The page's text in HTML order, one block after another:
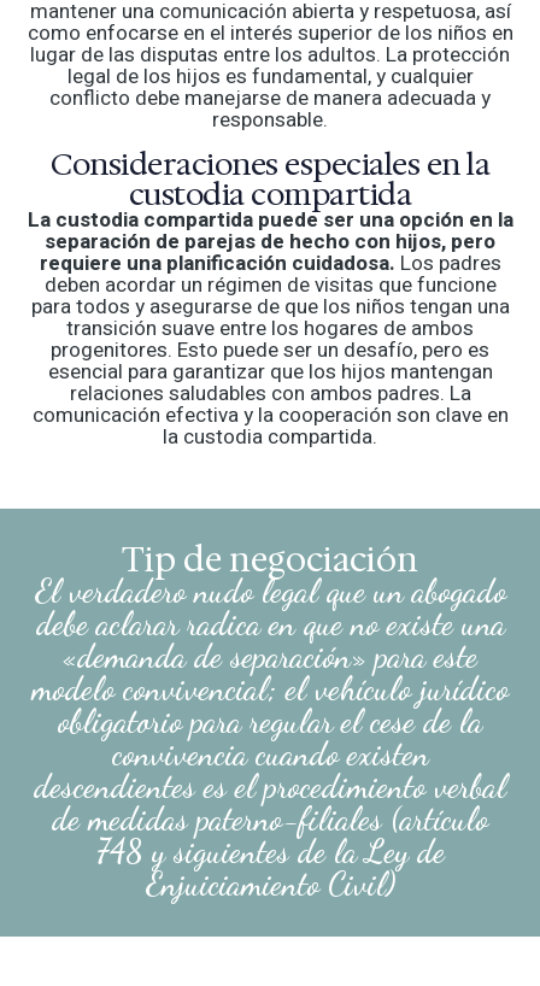
mantener una comunicación abierta y respetuosa, así
como enfocarse en el interés superior de los niños en
lugar de las disputas entre los adultos. La protección
legal de los hijos es fundamental, y cualquier
conflicto debe manejarse de manera adecuada y
responsable.
Consideraciones especiales en la
custodia compartida
La custodia compartida puede ser una opción en la
separación de parejas de hecho con hijos, pero
requiere una planificación cuidadosa. Los padres
deben acordar un régimen de visitas que funcione
para todos y asegurarse de que los niños tengan una
transición suave entre los hogares de ambos
progenitores. Esto puede ser un desafío, pero es
esencial para garantizar que los hijos mantengan
relaciones saludables con ambos padres. La
comunicación efectiva y la cooperación son clave en
la custodia compartida.
Tip de negociación
El verdadero nudo legal que un abogado
debe aclarar radica en que no existe una
«demanda de separación» para este
modelo convivencial; el vehículo jurídico
obligatorio para regular el cese de la
convivencia cuando existen
descendientes es el procedimiento verbal
de medidas paterno-filiales (artículo
748 y siguientes de la Ley de
Enjuiciamiento Civil)